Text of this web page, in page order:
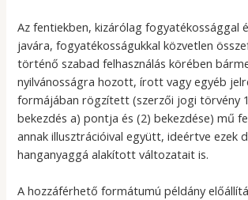
Az fentiekben, kizárólag fogyatékossággal
javára, fogyatékosságukkal közvetlen
történő szabad felhasználás körében
nyilvánosságra hozott, írott vagy egyéb
formájában rögzített (szerzői jogi törvény
bekezdés a) pontja és (2) bekezdése) mű
annak illusztrációival együtt, ideértve ezek
hanganyaggá alakított változatait is.
A hozzáférhető formátumú példány